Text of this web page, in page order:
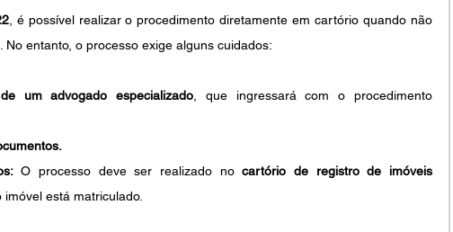
, é possível realizar o procedimento diretamente em cartório quando não
entanto, o processo exige alguns cuidados:
um advogado especializado , que ingressará com o procedimento
O processo deve ser realizado no cartório de registro de imóveis
imóvel está matriculado.